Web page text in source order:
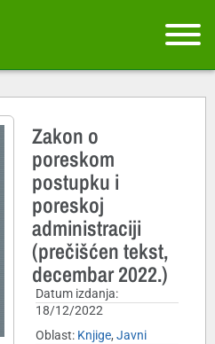
Zakon o
poreskom
postupku i
poreskoj
administraciji
(prečišćen tekst,
decembar 2022.)
Datum izdanja:
18/12/2022
Oblast: Knjige, Javni